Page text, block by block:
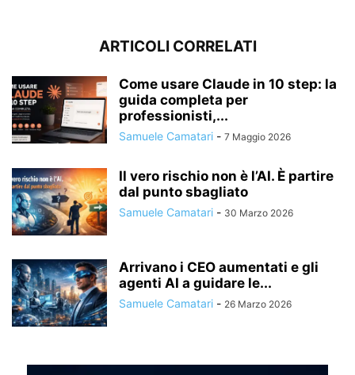
ARTICOLI CORRELATI
Come usare Claude in 10 step: la
guida completa per
professionisti,...
Samuele Camatari - 7 Maggio 2026
Il vero rischio non è l’AI. È partire
dal punto sbagliato
Samuele Camatari - 30 Marzo 2026
Arrivano i CEO aumentati e gli
agenti AI a guidare le...
Samuele Camatari - 26 Marzo 2026